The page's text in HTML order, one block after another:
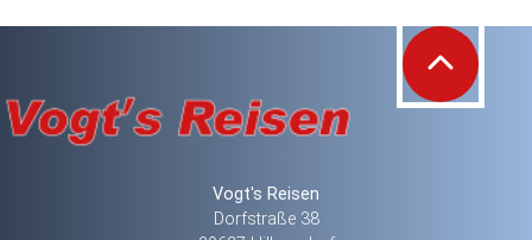
Vogt's Reisen
Dorfstraße 38